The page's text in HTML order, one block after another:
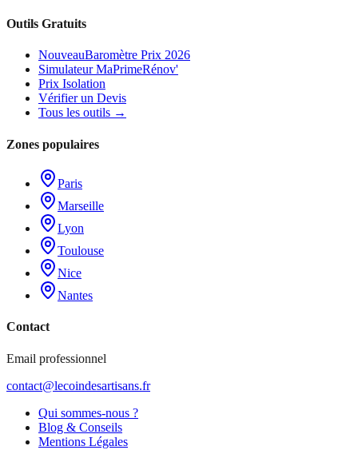
Outils Gratuits
NouveauBaromètre Prix 2026
Simulateur MaPrimeRénov'
Prix Isolation
Vérifier un Devis
Tous les outils →
Zones populaires
Paris
Marseille
Lyon
Toulouse
Nice
Nantes
Contact
Email professionnel
contact@lecoindesartisans.fr
Qui sommes-nous ?
Blog & Conseils
Mentions Légales